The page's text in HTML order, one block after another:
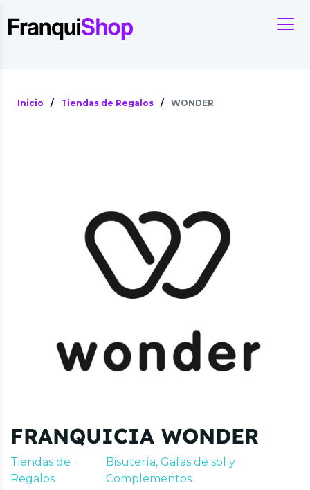
Inicio / Tiendas de Regalos / WONDER
FRANQUICIA WONDER
Tiendas de
Regalos
Bisutería, Gafas de sol y
Complementos